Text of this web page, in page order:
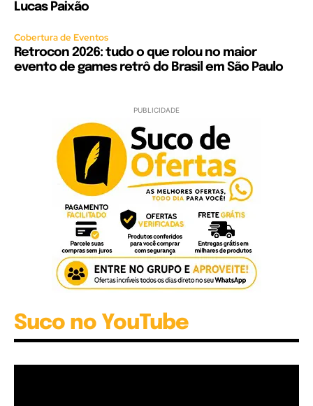
Lucas Paixão
Cobertura de Eventos
Retrocon 2026: tudo o que rolou no maior
evento de games retrô do Brasil em São Paulo
PUBLICIDADE
Suco no YouTube